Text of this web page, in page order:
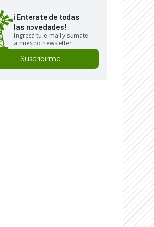
¡Enterate de todas
las novedades!
Ingresá tu e-mail y sumate
a nuestro newsletter
Suscribirme